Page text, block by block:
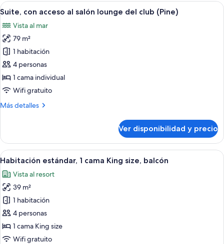
camas
size,
balcón
Ver
todas
las
fotos
de
Suite,
con
acceso
salón
club
(Pine)
Una zona de bar con botellas de
12
Suite, con acceso al salón lounge del club (Pine)
Vista al mar
79 m²
1 habitación
4 personas
1 cama individual
Wifi gratuito
Más detalles
Más
con
acceso
al
lounge
del
club
(Pine)
Ver disponibilidad y precio
Ver
todas
las
fotos
de
Habitación
estándar,
1
Habitación de hotel con sofá,
6
Habitación estándar, 1 cama King size, balcón
Vista al resort
39 m²
1 habitación
4 personas
1 cama King size
Wifi gratuito